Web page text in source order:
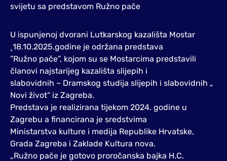
svijetu sa predstavom Ružno pače
U ispunjenoj dvorani Lutkarskog kazališta Mostar
¸18.10.2025.godine je održana predstava
”Ružno pače”, kojom su se Mostarcima predstavili
članovi najstarijeg kazališta slijepih i
slabovidnih – Dramskog studija slijepih i slabovidnih „
Novi život“ iz Zagreba.
Predstava je realizirana tijekom 2024. godine u
Zagrebu a financirana je sredstvima
Ministarstva kulture i medija Republike Hrvatske,
Grada Zagreba i Zaklade Kultura nova.
„Ružno pače je gotovo proročanska bajka H.C.